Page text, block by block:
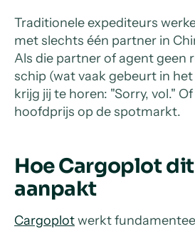
Traditionele expediteurs
met slechts één partner in
Als die partner of agent geen
schip (wat vaak gebeurt in
krijg jij te horen: "Sorry, vol."
hoofdprijs op de spotmarkt.
Hoe Cargoplot
aanpakt
Cargoplotwerkt